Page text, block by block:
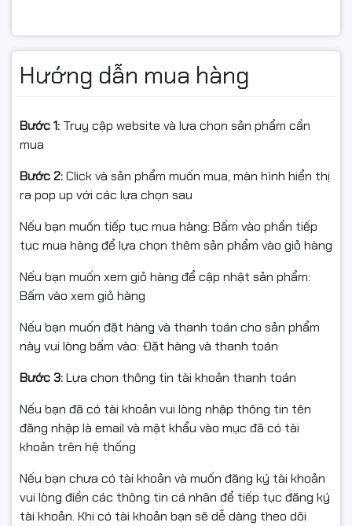
Kết nối máy tính với màn hình, máy chiếu, tivi hỗ trợ
cổng VGA
phòng chiếu phim, quán net, cửa hàng game…
Cam kết
Hàng chính hãng VEGGIEG
Bảo hành theo tiêu chuẩn nhà sản xuất
Giá tốt, hỗ trợ kỹ thuật tận tình, đầy đủ hóa đơn VAT
#capvga #hangchinhhang #fullvat
Hướng dẫn mua hàng
Bước 1: Truy cập website và lựa chọn sản phẩm cần
mua
Bước 2:Click và sản phẩm muốn mua, màn hình hiển thị
ra pop up với các lựa chọn sau
Nếu bạn muốn tiếp tục mua hàng: Bấm vào phần tiếp
tục mua hàng để lựa chọn thêm sản phẩm vào giỏ hàng
Nếu bạn muốn xem giỏ hàng để cập nhật sản phẩm:
Bấm vào xem giỏ hàng
Nếu bạn muốn đặt hàng và thanh toán cho sản phẩm
này vui lòng bấm vào: Đặt hàng và thanh toán
Bước 3:Lựa chọn thông tin tài khoản thanh toán
Nếu bạn đã có tài khoản vui lòng nhập thông tin tên
đăng nhập là email và mật khẩu vào mục đã có tài
khoản trên hệ thống
Nếu bạn chưa có tài khoản và muốn đăng ký tài khoản
vui lòng điền các thông tin cá nhân để tiếp tục đăng ký
tài khoản. Khi có tài khoản bạn sẽ dễ dàng theo dõi